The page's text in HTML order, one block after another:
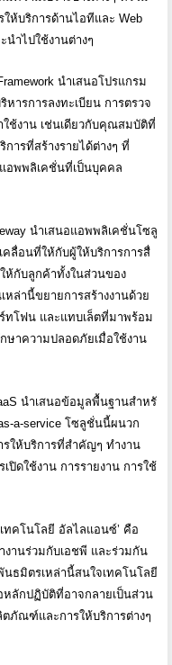
ให้บริการด้านไอทีและ Web
ำไปใช้งานต่างๆ
นำเสนอโปรแกรม
หารการลงทะเบียน การตรวจ
ช้งาน เช่นเดียวกับคุณสมบัติที่
การที่สร้างรายได้ต่างๆ ที่
พพลิเคชั่นที่เป็นบุคคล
นำเสนอแอพพลิเคชั่นโซลู
คลื่อนที่ให้กับผู้ให้บริการการสื่
ห้กับลูกค้าทั้งในส่วนของ
หล่านี้ขยายการสร้างงานด้วย
ทโฟน และแทบเล็ตที่มาพร้อม
กษาความปลอดภัยเมื่อใช้งาน
นำเสนอข้อมูลพื้นฐานสำหรั
a-service โซลูชั่นนี้ผนวก
ให้บริการที่สำคัญๆ ทำงาน
ปิดใช้งาน การรายงาน การใช้
ทคโนโลยี อัลไลแอนซ์’ คือ
านร่วมกับเอชพี และร่วมกัน
นธมิตรเหล่านี้สนใจเทคโนโลยี
หลักปฏิบัติที่อาจกลายเป็นส่วน
ตภัณฑ์และการให้บริการต่างๆ